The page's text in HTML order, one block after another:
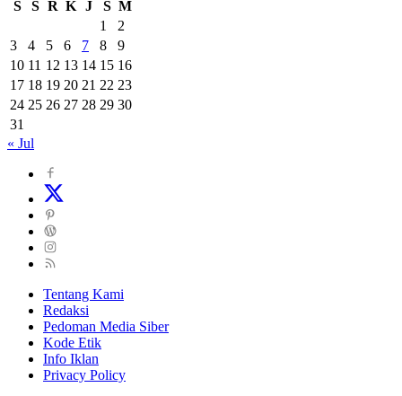
S
S R K J S M
1
2
3
4 5 6 7 8
9
10 11 12 13 14 15 16
17 18 19 20 21 22 23
24 25 26 27 28 29 30
31
« Jul
Tentang Kami
Redaksi
Pedoman Media Siber
Kode Etik
Info Iklan
Privacy Policy